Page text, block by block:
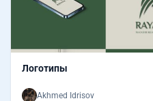
Логотипы
Akhmed Idrisov